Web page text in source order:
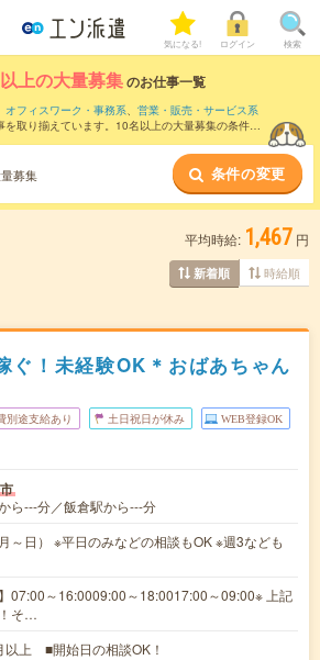
気になる! ログイン 検索
上の大量募集のお仕事一覧
オフィスワーク・事務系、 営業・販売・サービス系
を取り揃えています。10名以上の大量募集の条件の
募集 条件の変更
平均時給: 1,467 円
新着順 時給順
ぐ！未経験OK＊おばあちゃん
別途支給あり 土日祝日が休み WEB登録OK
ら---分／飯倉駅から---分
～日） ※平日のみなどの相談もOK ※週3なども
】07:00～16:0009:00～18:0017:00～09:00※ 上記
そ…
以上 ■開始日の相談OK！